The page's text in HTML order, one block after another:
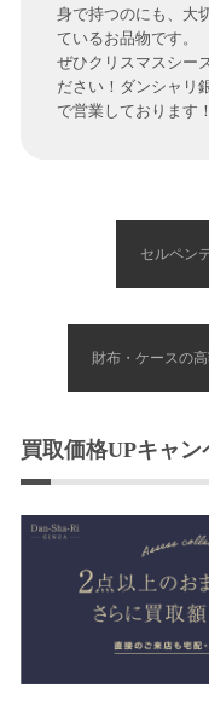
身で持つのにも、大
ているお品物です。
ぜひクリスマスシー
ださい！ダンシャリ
で営業しております！
セルペン
財布・ケースの
買取価格UPキャン